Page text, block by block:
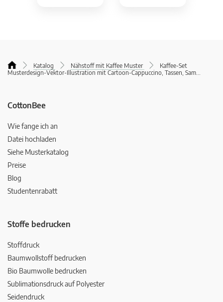
Katalog Nähstoff mit Kaffee Muster
Kaffee-Set
Musterdesign-Vektor-Illustration mit Cartoon-Cappuccino, Tassen, Sam...
CottonBee
Wie fange ich an
Datei hochladen
Siehe Musterkatalog
Preise
Blog
Studentenrabatt
Stoffe bedrucken
Stoffdruck
Baumwollstoff bedrucken
Bio Baumwolle bedrucken
Sublimationsdruck auf Polyester
Seidendruck